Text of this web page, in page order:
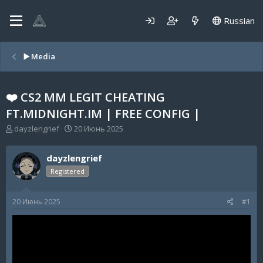
Russian
▶️ Media
❤️ CS2 MM LEGIT CHEATING
FT.MIDNIGHT.IM | FREE CONFIG |
А
т
о
р
м
ы
dayzlengrief
Д
т
а
н
л
20 Июнь 2025
dayzlengrief
Registered
20 Июнь 2025 #1